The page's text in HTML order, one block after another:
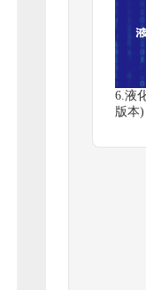
6.液
版本)